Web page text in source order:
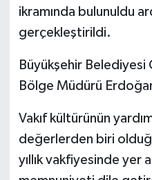
ikramında bulunuldu
gerçekleştirildi.
Büyükşehir Belediyesi
Bölge Müdürü
Vakıf kültürünün
değerlerden biri
yıllık vakfiyesinde yer